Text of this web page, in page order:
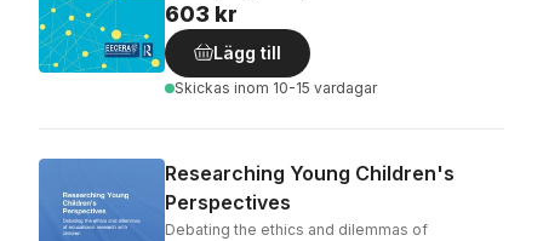
603 kr
Lägg till
Skickas inom 10-15 vardagar
Researching Young Children's
Perspectives
Debating the ethics and dilemmas of